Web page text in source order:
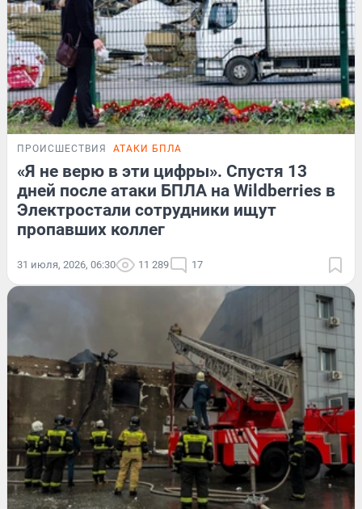
ПРОИСШЕСТВИЯ АТАКИ БПЛА
«Я не верю в эти цифры». Спустя 13
дней после атаки БПЛА на Wildberries в
Электростали сотрудники ищут
пропавших коллег
31 июля, 2026, 06:30 11 289 17